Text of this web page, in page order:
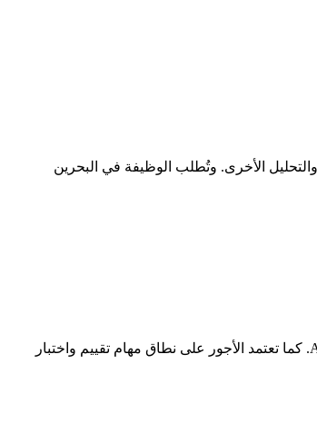
الأخرى. وتُطلب الوظيفة في البحرين
يتأثر المدى المالي لرواتب مسؤول الامتثال في دول الخليج بالمهارات الفنية والرعائية، وتحديدا الامتثال والتواصل والتدقيق ومعرفة معايير ISO وتقنيات AWS. كما تعتمد الأجور على نطاق مهام تقييم واختبار